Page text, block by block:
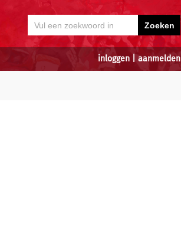
inloggen aanmelden